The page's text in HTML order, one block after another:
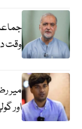
وقت
میر
اور